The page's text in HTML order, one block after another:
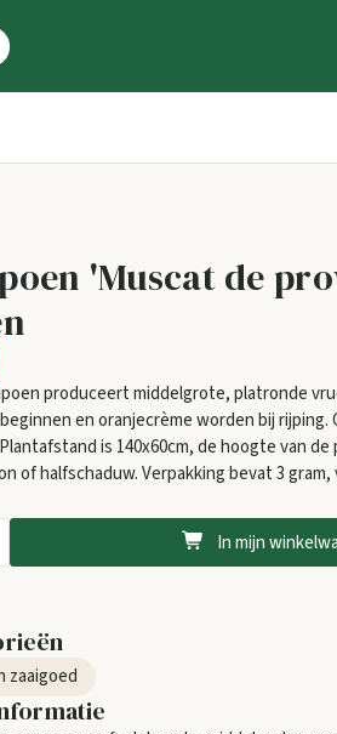
'Muscat de
produceert middelgrote, platronde
en oranjecrème worden bij rijping.
is 140x60cm, de hoogte van de
of halfschaduw. Verpakking bevat 3 gram,
In mijn
zaaigoed